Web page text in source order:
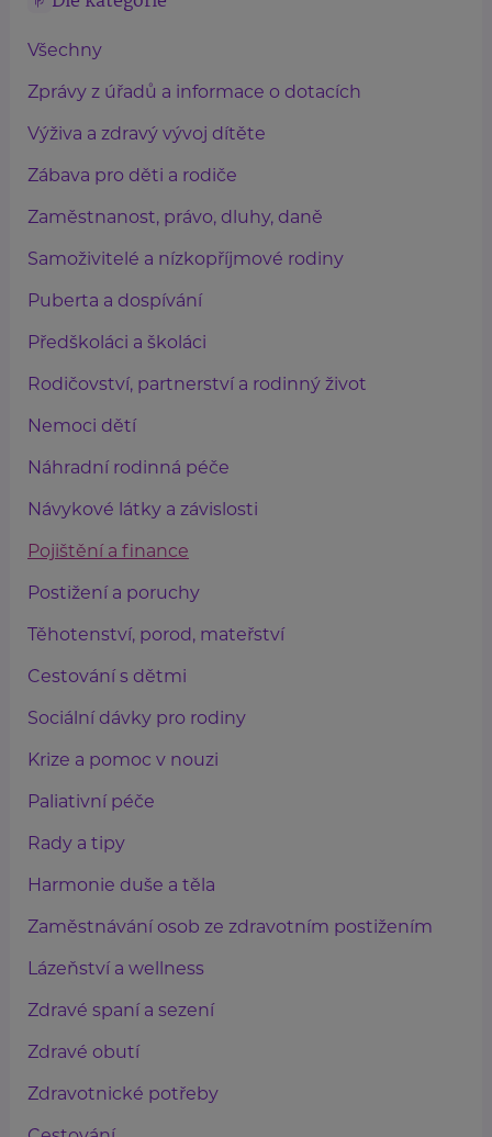
Všechny
Zprávy z úřadů a informace o dotacích
Výživa a zdravý vývoj dítěte
Zábava pro děti a rodiče
Zaměstnanost, právo, dluhy, daně
Samoživitelé a nízkopříjmové rodiny
Puberta a dospívání
Předškoláci a školáci
Rodičovství, partnerství a rodinný život
Nemoci dětí
Náhradní rodinná péče
Návykové látky a závislosti
Pojištění a finance
Postižení a poruchy
Těhotenství, porod, mateřství
Cestování s dětmi
Sociální dávky pro rodiny
Krize a pomoc v nouzi
Paliativní péče
Rady a tipy
Harmonie duše a těla
Zaměstnávání osob ze zdravotním postižením
Lázeňství a wellness
Zdravé spaní a sezení
Zdravé obutí
Zdravotnické potřeby